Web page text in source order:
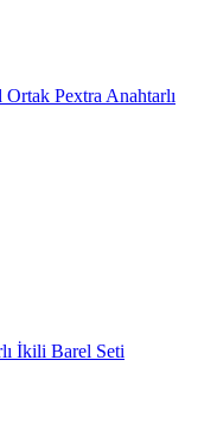
Pextra Anahtarlı
İkili Barel Seti